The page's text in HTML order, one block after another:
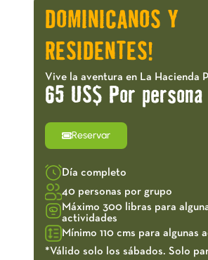
DOMINICANOS Y
RESIDENTES!
Vive la aventura en La Hacienda
65 US$ Por persona
Reservar
Día completo
40 personas por grupo
Máximo 300 libras para
actividades
Mínimo 110 cms para algunas
*Válido solo los sábados. Solo